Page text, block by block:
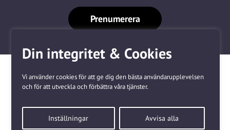
Din integritet & Cookies
Vi använder cookies för att ge dig den bästa användarupplevelsen
och för att utveckla och förbättra våra tjänster.
Inställningar Avvisa alla
Prenumerera
Kundtjänst